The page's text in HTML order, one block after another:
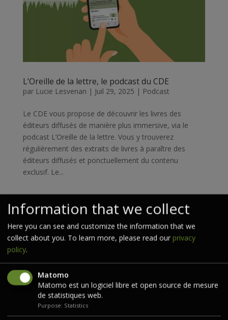
L’Oreille de la lettre, le podcast du CDE
par Lucie Lesvenan | Juil 29, 2025 | Podcast
Le CDE vous propose de découvrir les livres des
éditeurs diffusés de manière plus immersive, via le
podcast L’Oreille de la lettre. Vous y trouverez
régulièrement des extraits de livres à paraître des
éditeurs diffusés et ponctuellement du contenu
exclusif. Le...
Rechercher
Articles récents
La rentrée Sciences humaines
Les États-Unis célèbrent les 250 ans de leur
indépendance
Verdier, collection « La Petite Jaune »
Information that we collect
Here you can see and customize the information that we
collect about you. To learn more, please read our privacy
policy.
Matomo
Matomo est un logiciel libre et open source de mesure
de statistiques web.
Purpose: Statistics